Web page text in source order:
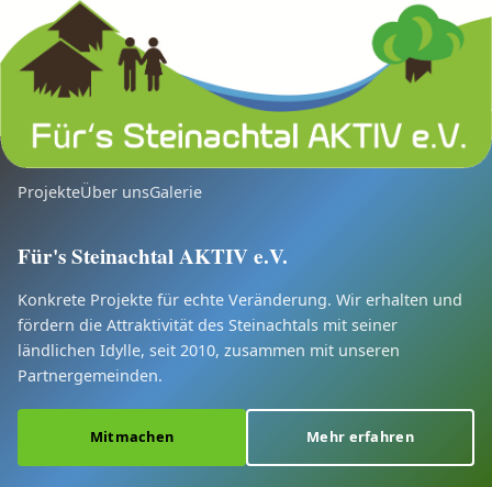
ProjekteÜber unsGalerie
Für's Steinachtal AKTIV e.V.
Konkrete Projekte für echte Veränderung. Wir erhalten und
fördern die Attraktivität des Steinachtals mit seiner
ländlichen Idylle, seit 2010, zusammen mit unseren
Partnergemeinden.
Mitmachen Mehr erfahren